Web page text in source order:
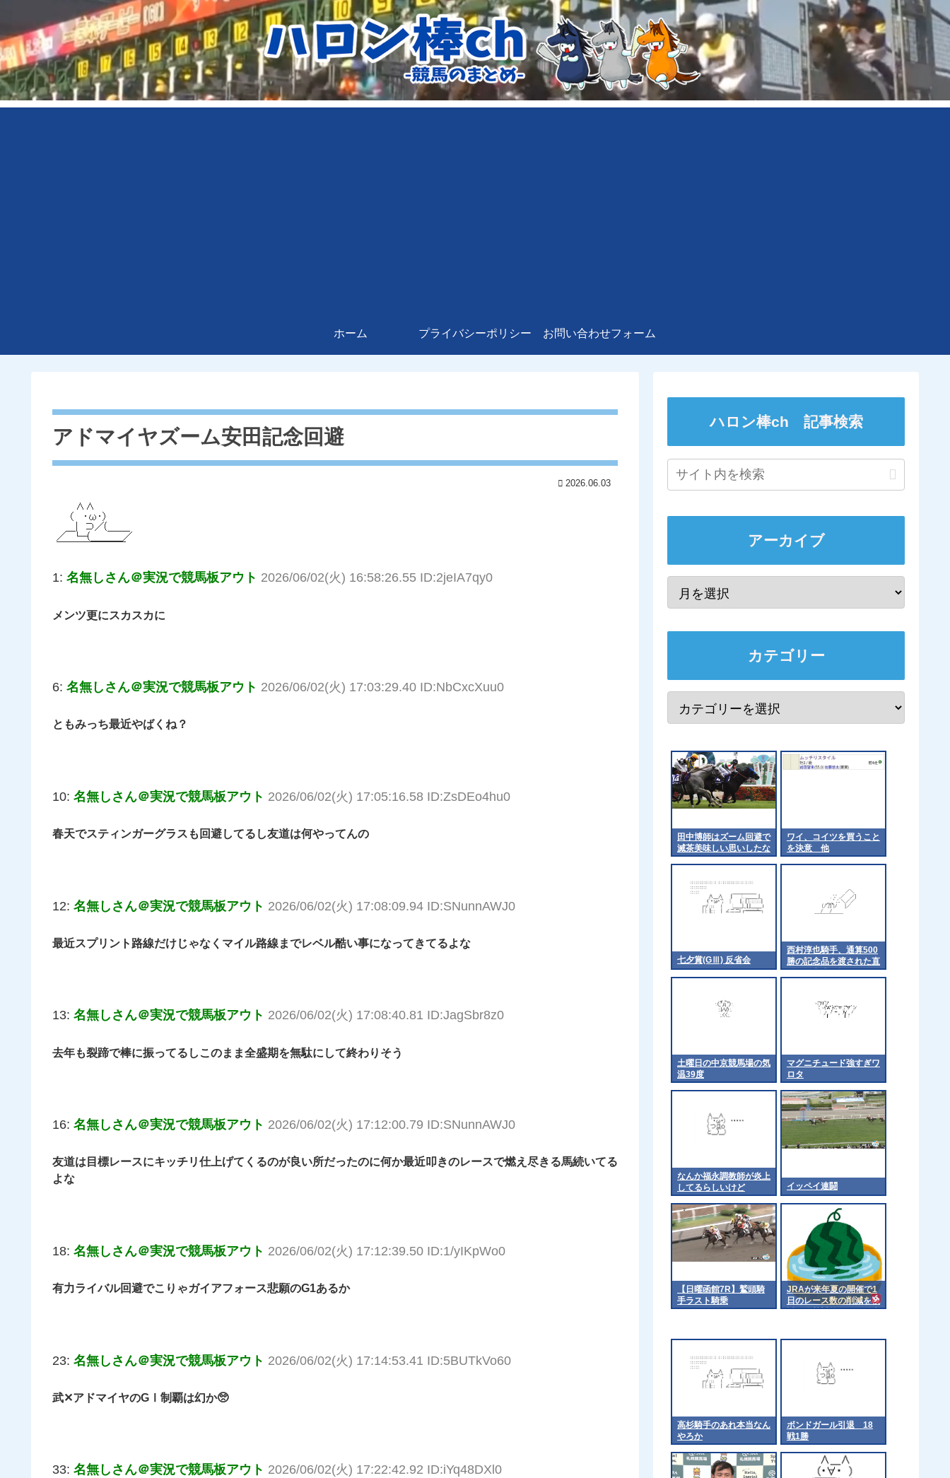
ホーム プライバシーポリシー お問い合わせフォーム
アドマイヤズーム安田記念回避
2026.06.03
1: 名無しさん＠実況で競馬板アウト 2026/06/02(火) 16:58:26.55 ID:2jeIA7qy0
メンツ更にスカスカに
6: 名無しさん＠実況で競馬板アウト 2026/06/02(火) 17:03:29.40 ID:NbCxcXuu0
ともみっち最近やばくね？
10: 名無しさん＠実況で競馬板アウト 2026/06/02(火) 17:05:16.58 ID:ZsDEo4hu0
春天でスティンガーグラスも回避してるし友道は何やってんの
12: 名無しさん＠実況で競馬板アウト 2026/06/02(火) 17:08:09.94 ID:SNunnAWJ0
最近スプリント路線だけじゃなくマイル路線までレベル酷い事になってきてるよな
13: 名無しさん＠実況で競馬板アウト 2026/06/02(火) 17:08:40.81 ID:JagSbr8z0
去年も裂蹄で棒に振ってるしこのまま全盛期を無駄にして終わりそう
16: 名無しさん＠実況で競馬板アウト 2026/06/02(火) 17:12:00.79 ID:SNunnAWJ0
友道は目標レースにキッチリ仕上げてくるのが良い所だったのに何か最近叩きのレースで燃え尽きる馬続いてる
よな
18: 名無しさん＠実況で競馬板アウト 2026/06/02(火) 17:12:39.50 ID:1/yIKpWo0
有力ライバル回避でこりゃガイアフォース悲願のG1あるか
23: 名無しさん＠実況で競馬板アウト 2026/06/02(火) 17:14:53.41 ID:5BUTkVo60
武✕アドマイヤのGⅠ制覇は幻か🥺
33: 名無しさん＠実況で競馬板アウト 2026/06/02(火) 17:22:42.92 ID:iYq48DXl0
ハロン棒ch 記事検索
アーカイブ
カテゴリー
田中博師はズーム回避で
滅茶美味しい思いしたな
これ 他
ワイ、コイツを買うこと
を決意 他
七夕賞(GⅢ) 反省会
西村淳也騎手、通算500
勝の記念品を渡された直
後に観客席に投げてしま
土曜日の中京競馬場の気
温39度
マグニチュード強すぎワ
ロタ
なんか福永調教師が炎上
してるらしいけど
イッペイ連闘
【日曜函館7R】鷲頭騎
手ラスト騎乗
JRAが来年夏の開催で1
日のレース数の削減を検
討 暑熱対策として従来
高杉騎手のあれ本当なん
やろか
ボンドガール引退 18
戦1勝